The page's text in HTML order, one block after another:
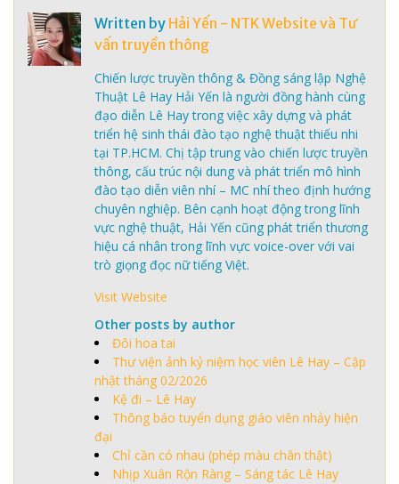
Written by Hải Yến - NTK Website và Tư
vấn truyền thông
Chiến lược truyền thông & Đồng sáng lập Nghệ
Thuật Lê Hay Hải Yến là người đồng hành cùng
đạo diễn Lê Hay trong việc xây dựng và phát
triển hệ sinh thái đào tạo nghệ thuật thiếu nhi
tại TP.HCM. Chị tập trung vào chiến lược truyền
thông, cấu trúc nội dung và phát triển mô hình
đào tạo diễn viên nhí – MC nhí theo định hướng
chuyên nghiệp. Bên cạnh hoạt động trong lĩnh
vực nghệ thuật, Hải Yến cũng phát triển thương
hiệu cá nhân trong lĩnh vực voice-over với vai
trò giọng đọc nữ tiếng Việt.
Visit Website
Other posts by author
Đôi hoa tai
Thư viện ảnh kỷ niệm học viên Lê Hay – Cập
nhật tháng 02/2026
Kệ đi – Lê Hay
Thông báo tuyển dụng giáo viên nhảy hiện
đại
Chỉ cần có nhau (phép màu chân thật)
Nhịp Xuân Rộn Ràng – Sáng tác Lê Hay